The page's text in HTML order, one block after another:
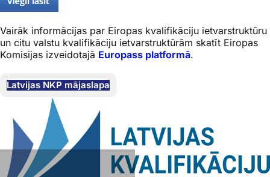
Vairāk informācijas par Eiropas kvalifikāciju ietvarstruktūru
un citu valstu kvalifikāciju ietvarstruktūrām skatīt Eiropas
Komisijas izveidotajā Europass platformā.
Latvijas NKP mājaslapa